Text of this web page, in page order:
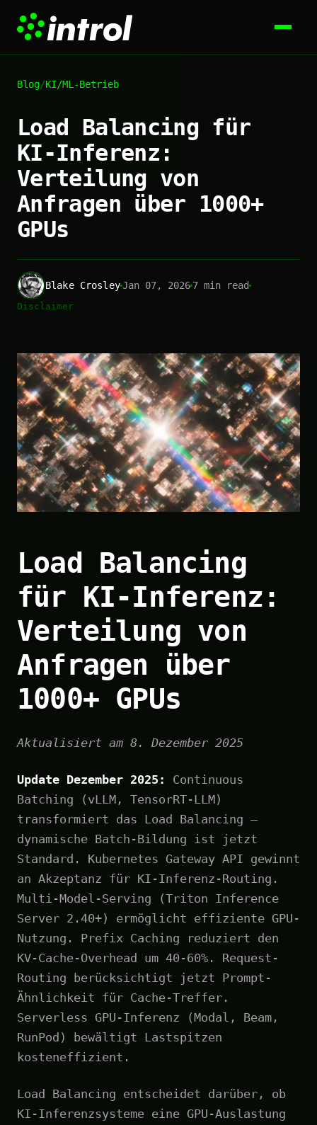
Blog/KI/ML-Betrieb
Load Balancing für
KI-Inferenz:
Verteilung von
Anfragen über 1000+
GPUs
Blake CrosleyJan 07, 20267 min read
Disclaimer
Load Balancing
für KI-Inferenz:
Verteilung von
Anfragen über
1000+ GPUs
Aktualisiert am 8. Dezember 2025
Update Dezember 2025:
Continuous
Batching (vLLM, TensorRT-LLM)
transformiert das Load Balancing –
dynamische Batch-Bildung ist jetzt
Standard. Kubernetes Gateway API gewinnt
an Akzeptanz für KI-Inferenz-Routing.
Multi-Model-Serving (Triton Inference
Server 2.40+) ermöglicht effiziente GPU-
Nutzung. Prefix Caching reduziert den
KV-Cache-Overhead um 40-60%. Request-
Routing berücksichtigt jetzt Prompt-
Ähnlichkeit für Cache-Treffer.
Serverless GPU-Inferenz (Modal, Beam,
RunPod) bewältigt Lastspitzen
kosteneffizient.
Load Balancing entscheidet darüber, ob
KI-Inferenzsysteme eine GPU-Auslastung